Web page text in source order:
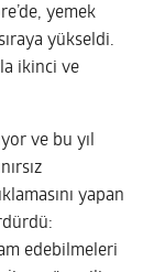
yemek
yükseldi.
ikinci ve
ve bu yıl
yapan
edebilmeleri